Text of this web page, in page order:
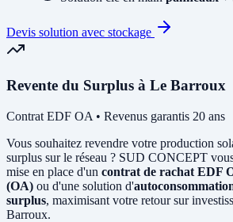
Devis solution avec stockage
Revente du Surplus à Le Barroux
Contrat EDF OA • Revenus garantis 20 ans
Vous souhaitez revendre votre production
surplus sur le réseau ? SUD CONCEPT
mise en place d'un contrat de rachat EDF
(OA) ou d'une solution d'
surplus, maximisant votre retour sur
Barroux.